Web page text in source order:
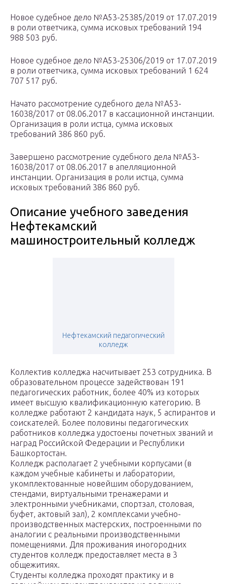
Новое судебное дело №А53-25385/2019 от 17.07.2019
в роли ответчика, сумма исковых требований 194
988 503 руб.
Новое судебное дело №А53-25306/2019 от 17.07.2019
в роли ответчика, сумма исковых требований 1 624
707 517 руб.
Начато рассмотрение судебного дела №А53-
16038/2017 от 08.06.2017 в кассационной инстанции.
Организация в роли истца, сумма исковых
требований 386 860 руб.
Завершено рассмотрение судебного дела №А53-
16038/2017 от 08.06.2017 в апелляционной
инстанции. Организация в роли истца, сумма
исковых требований 386 860 руб.
Описание учебного заведения
Нефтекамский
машиностроительный колледж
Нефтекамский педагогический
колледж
Коллектив колледжа насчитывает 253 сотрудника. В
образовательном процессе задействован 191
педагогических работник, более 40% из которых
имеет высшую квалификационную категорию. В
колледже работают 2 кандидата наук, 5 аспирантов и
соискателей. Более половины педагогических
работников колледжа удостоены почетных званий и
наград Российской Федерации и Республики
Башкортостан.
Колледж располагает 2 учебными корпусами (в
каждом учебные кабинеты и лаборатории,
укомплектованные новейшим оборудованием,
стендами, виртуальными тренажерами и
электронными учебниками, спортзал, столовая,
буфет, актовый зал), 2 комплексами учебно-
производственных мастерских, построенными по
аналогии с реальными производственными
помещениями. Для проживания иногородних
студентов колледж предоставляет места в 3
общежитиях.
Студенты колледжа проходят практику и в